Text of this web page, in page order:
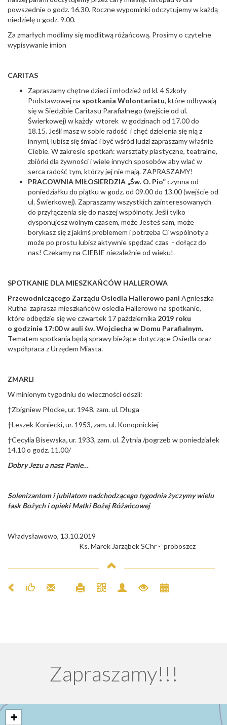
powszednie o godz. 16.30. Roczne wypominki odczytujemy w każdą
niedzielę o godz. 9.00.
Za zmarłych modlimy się modlitwą różańcową. Prosimy o czytelne
wypisywanie imion
CARITAS
Zapraszamy chętne dzieci i młodzież od kl. 4 Szkoły
Podstawowej na spotkania Wolontariatu, które odbywają
się w Siedzibie Caritasu Parafialnego (wejście od ul.
Świerkowej) w każdy wtorek w godzinach od 17.00 do
18.15. Jeśli masz w sobie radość i chęć dzielenia się nią z
innymi, lubisz się śmiać i być wśród ludzi zapraszamy właśnie
Ciebie. W zakresie spotkań: warsztaty plastyczne, teatralne,
zbiórki dla żywności i wiele innych sposobów aby wlać w
serca radość tym, którzy jej nie mają. ZAPRASZAMY!
PRACOWNIA MIŁOSIERDZIA „Św. O. Pio”czynna od
poniedziałku do piątku w godz. od 09.00 do 13.00 (wejście od
ul. Świerkowej). Zapraszamy wszystkich zainteresowanych
do przyłączenia się do naszej wspólnoty. Jeśli tylko
dysponujesz wolnym czasem, może Jesteś sam, może
borykasz się z jakimś problemem i potrzeba Ci wspólnoty a
może po prostu lubisz aktywnie spędzać czas - dołącz do
nas! Czekamy na CIEBIE niezależnie od wieku!
SPOTKANIE DLA MIESZKAŃCÓW HALLEROWA
Przewodniczącego Zarządu Osiedla Hallerowo pani Agnieszka
Rutha zaprasza mieszkańców osiedla Hallerowo na spotkanie,
które odbędzie się we czwartek 17 października 2019 roku
o godzinie 17:00 w auli św. Wojciecha w Domu Parafialnym.
Tematem spotkania będą sprawy bieżące dotyczące Osiedla oraz
współpraca z Urzędem Miasta.
ZMARLI
W minionym tygodniu do wieczności odszli:
†Zbigniew Płocke,ur. 1948, zam. ul. Długa
†Leszek Koniecki,ur. 1953, zam. ul. Konopnickiej
†Cecylia Bisewska,ur. 1933, zam. ul. Żytnia /pogrzeb w poniedziałek
14.10 o godz. 11.00/
Dobry Jezu a nasz Panie…
Solenizantom i jubilatom nadchodzącego tygodnia życzymy wielu
łask Bożych i opieki Matki Bożej Różańcowej
Władysławowo, 13.10.2019
Ks. Marek Jarząbek SChr - proboszcz
Zapraszamy!!!
+